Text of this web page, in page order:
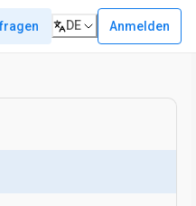
DE Anmelden